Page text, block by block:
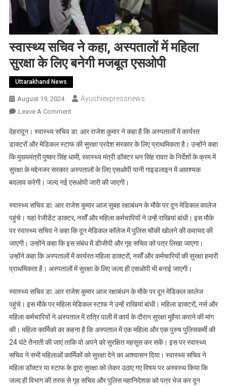
स्वास्थ्य सचिव ने कहा, अस्पतालों में महिला
सुरक्षा के लिए बनेगी मजबूत एसओपी
Uttarakhand News
August 19, 2024 Ayushiexpressnews
Leave A CommentOn
सचिव
ने
कहा,
अस्पतालों
में
सुरक्षा
के
लिए
बनेगी
मजबूत
देहरादून। स्वास्थ्य सचिव डा. आर राजेश कुमार ने कहा है कि अस्पतालों में कार्यरत
डाक्टरों और मेडिकल स्टाफ की सुरक्षा प्रदेश सरकार के लिए प्राथमिकता है। उन्होंने कहा
कि मुख्यमंत्री पुष्कर सिंह धामी, स्वास्थ्य मंत्री डॉक्टर धन सिंह रावत के निर्देशों के क्रम में
सुरक्षा के मद्देनजर सरकार अस्पतालों के लिए एसओपी यानी गाइडलाइन में आवश्यक
बदलाव करेगी। जल्द नई एसओपी जारी की जाएगी।
स्वास्थ्य सचिव डा. आर राजेश कुमार आज सुबह रक्षाबंधन के मौके पर दून मेडिकल कालेज
पहुंचे। यहां रेजीडेंट डाक्टर, नर्सों और महिला कर्मचारियों ने उन्हें राखियां बांधी। इस मौके
पर स्वास्थ्य सचिव ने कहा कि दून मेडिकल कॉलेज में पुलिस चौकी खोलने की कवायद की
जाएगी। उन्होंने कहा कि इस संबंध में डीजीपी और गृह सचिव को पत्र लिखा जाएगा।
उन्होंने कहा कि अस्पतालों में कार्यरत महिला डाक्टरों, नर्सों और कर्मचारियों की सुरक्षा हमारी
प्राथमिकता है। अस्पतालों में सुरक्षा के लिए जल्द ही एसओपी भी बनाई जाएगी।
स्वास्थ्य सचिव डा. आर राजेश कुमार आज रक्षाबंधन के मौके पर दून मेडिकल कालेज
पहुंचे। इस मौके पर महिला मेडिकल स्टाफ ने उन्हें राखियां बांधी। महिला डाक्टरों, नर्स और
महिला कर्मचारियों ने अस्पताल में रात्रि पाली में कार्य के दौरान सुरक्षा मुहैया कराने की मांग
की। महिला कार्मिको का कहना है कि अस्पताल में एक महिला और एक पुरुष पुलिसकर्मी की
24 घंटे तैनाती की जाएं ताकि वो अपने को सुरक्षित महसूस कर सकें। इस पर स्वास्थ्य
सचिव ने सभी महिलाओं कार्मिकों को सुरक्षा देने का आश्वासन दिया। स्वास्थ्य सचिव ने
महिला डॉक्टर या स्टाफ के द्वारा सुरक्षा को लेकर उठाए गए विषय पर अस्वस्थ किया कि
जल्द ही विभाग की तरफ से गृह सचिव और पुलिस महानिदेशक को पत्र भेज कर दून